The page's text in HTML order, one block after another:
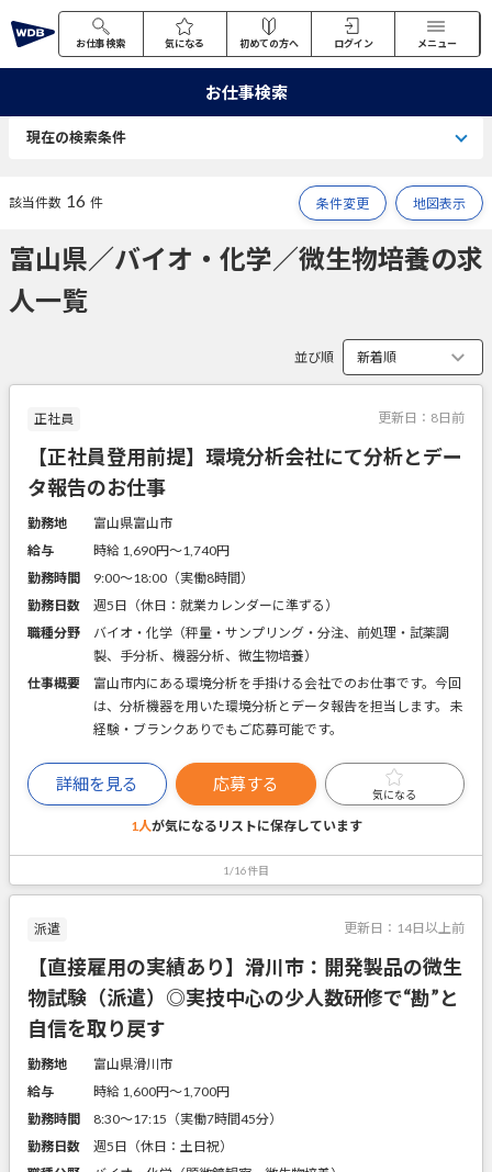
お仕事検索 気になる 初めての方へ ログイン メニュー
お仕事検索
現在の検索条件
該当件数 16 件 条件変更 地図表示
富山県／バイオ・化学／微生物培養の求
人一覧
並び順
正社員 更新日： 8日前
【正社員登用前提】環境分析会社にて分析とデー
タ報告のお仕事
勤務地
富山県富山市
給与
時給 1,690円〜1,740円
勤務時間
9:00～18:00（実働8時間）
勤務日数
週5日（休日：就業カレンダーに準ずる）
職種分野
バイオ・化学（秤量・サンプリング・分注、前処理・試薬調
製、手分析、機器分析、微生物培養）
仕事概要
富山市内にある環境分析を手掛ける会社でのお仕事です。今回
は、分析機器を用いた環境分析とデータ報告を担当します。 未
経験・ブランクありでもご応募可能です。
詳細を見る 応募する
気になる
1人が気になるリストに保存しています
1/16件目
派遣 更新日： 14日以上前
【直接雇用の実績あり】滑川市：開発製品の微生
物試験（派遣）◎実技中心の少人数研修で“勘”と
自信を取り戻す
勤務地
富山県滑川市
給与
時給 1,600円〜1,700円
勤務時間
8:30～17:15（実働7時間45分）
勤務日数
週5日（休日：土日祝）